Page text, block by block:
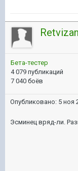
Бета-тестер
4 079 публикаций
7 040 боёв
Опубликовано: 5 ноя
Эсминец вряд-ли.